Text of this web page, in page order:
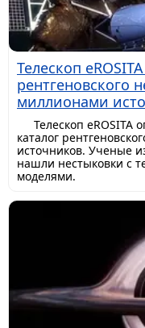
Телескоп
рентгеновского
миллионами
Телескоп eROSITA
каталог
источников. Ученые
нашли нестыковки с
моделями.